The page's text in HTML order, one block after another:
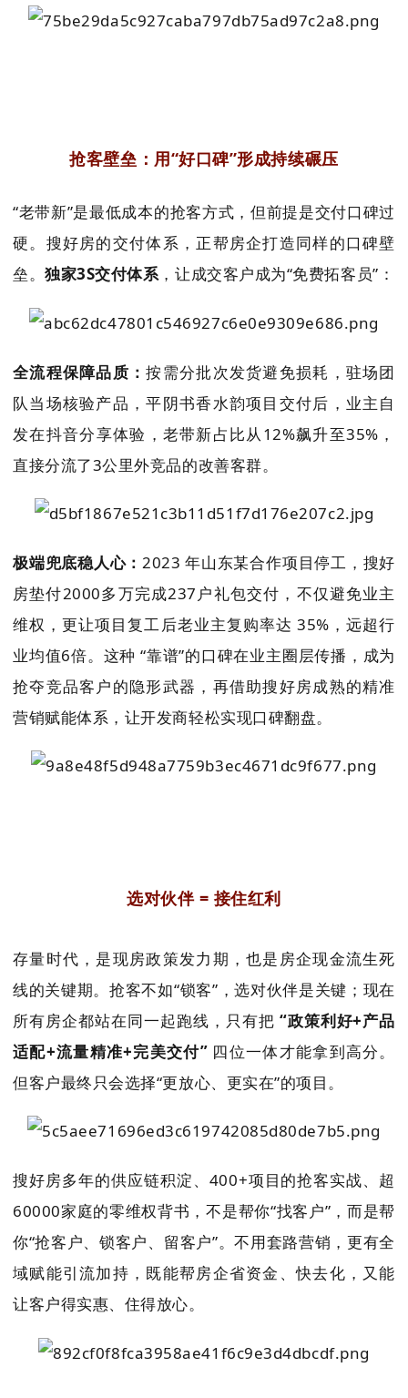
抢客壁垒：用“好口碑”形成持续碾压
“老带新”是最低成本的抢客方式，但前提是交付口碑过
硬。搜好房的交付体系，正帮房企打造同样的口碑壁
垒。独家3S交付体系，让成交客户成为“免费拓客员”：
全流程保障品质：按需分批次发货避免损耗，驻场团
队当场核验产品，平阴书香水韵项目交付后，业主自
发在抖音分享体验，老带新占比从12%飙升至35%，
直接分流了3公里外竞品的改善客群。
极端兜底稳人心：2023 年山东某合作项目停工，搜好
房垫付2000多万完成237户礼包交付，不仅避免业主
维权，更让项目复工后老业主复购率达 35%，远超行
业均值6倍。这种 “靠谱”的口碑在业主圈层传播，成为
抢夺竞品客户的隐形武器，再借助搜好房成熟的精准
营销赋能体系，让开发商轻松实现口碑翻盘。
选对伙伴= 接住红利
存量时代，是现房政策发力期，也是房企现金流生死
线的关键期。抢客不如“锁客”，选对伙伴是关键；现在
所有房企都站在同一起跑线，只有把 “政策利好+产品
适配+流量精准+完美交付” 四位一体才能拿到高分。
但客户最终只会选择“更放心、更实在”的项目。
搜好房多年的供应链积淀、400+项目的抢客实战、超
60000家庭的零维权背书，不是帮你“找客户”，而是帮
你“抢客户、锁客户、留客户”。不用套路营销，更有全
域赋能引流加持，既能帮房企省资金、快去化，又能
让客户得实惠、住得放心。